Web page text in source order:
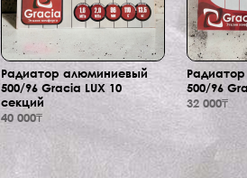
Радиатор алюминиевый
500/96 Gracia LUX 10
секций
40 000₸
500/96
32 000₸